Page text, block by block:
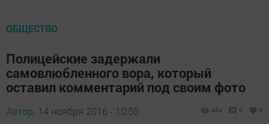
ОБЩЕСТВО
Полицейские задержали
самовлюбленного вора, который
оставил комментарий под своим фото
Автор, 14 ноября 2016 - 10:50 484 0 0